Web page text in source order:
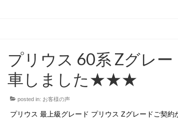
プリウス 60系 Zグレ
車しました★★★
posted in: お客様の声
プリウス 最上級グレード プリウス Zグレードご契